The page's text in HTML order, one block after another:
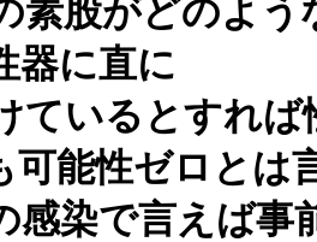
素股がどのよ
器に直に
ているとすれ
可能性ゼロとは
感染で言えば事